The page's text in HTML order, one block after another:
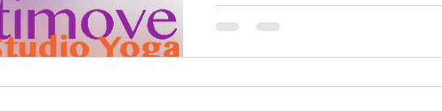
la cui natura è dono.” David Whyte Cari tutti, con la
conclusione di questa stagione